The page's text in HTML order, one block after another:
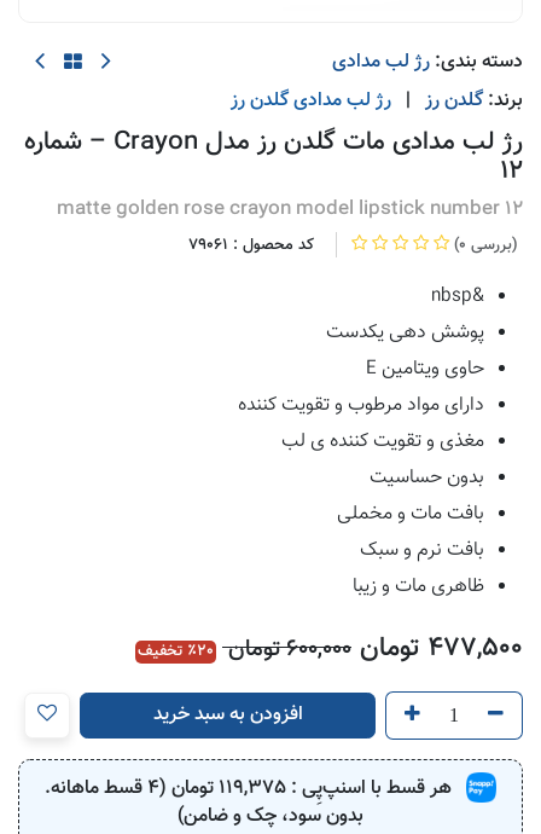
دسته بندی: رژ لب مدادی
برند: گلدن رز | رژ لب مدادیگلدن رز
رژ لب مدادی مات گلدن رز مدل Crayon – شماره
12
matte golden rose crayon model lipstick number 12
(0 بررسی) کد محصول : 79061
&nbsp
پوشش دهی یکدست
حاوی ویتامین E
دارای مواد مرطوب و تقویت کننده
مغذی و تقویت کننده ی لب
بدون حساسیت
بافت مات و مخملی
بافت نرم و سبک
ظاهری مات و زیبا
477,500 تومان 600,000تومان 20٪ تخفیف
افزودن به سبد خرید
هر قسط با اسنپ‌پِی : 119,375
تومان (4 قسط ماهانه.
بدون سود، چک و ضامن)